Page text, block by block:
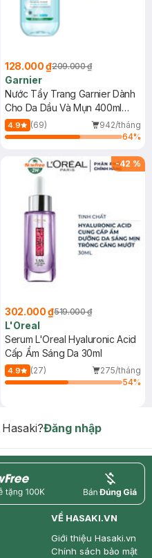
128.000 ₫209.000 ₫
Garnier
Nước Tẩy Trang Garnier Dành
Cho Da Dầu Và Mụn 400ml
(Mới)
4.9 (69)
942/tháng
64%
-42 %
302.000 ₫519.000 ₫
L'Oreal
Serum L'Oreal Hyaluronic Acid
Cấp Ẩm Sáng Da 30ml
4.9 (27)
275/tháng
54%
Đăng nhập
price
VỀ HASAKI.VN
Giới thiệu Hasaki.vn
Chính sách bảo mật